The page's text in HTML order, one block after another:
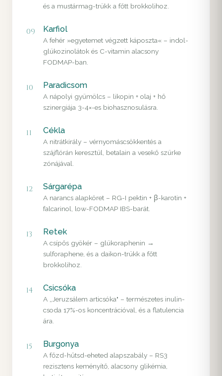
és a mustármag-trükk a főtt brokkolihoz.
09 Karfiol
A fehér »egyetemet végzett káposzta« – indol-
glükozinolátok és C-vitamin alacsony
FODMAP-ban.
10 Paradicsom
A nápolyi gyümölcs – likopin + olaj + hő
szinergiája 3-4×-es biohasznosulásra.
11 Cékla
A nitrátkirály – vérnyomáscsökkentés a
szájflórán keresztül, betalain a vesekő szürke
zónájával.
12 Sárgarépa
A narancs alapköret – RG-I pektin + β-karotin +
falcarinol, low-FODMAP IBS-barát.
13 Retek
A csípős gyökér – glükoraphenin →
sulforaphene, és a daikon-trükk a főtt
brokkolihoz.
14 Csicsóka
A „Jeruzsálem articsóka" – természetes inulin-
csoda 17%-os koncentrációval, és a flatulencia
ára.
15 Burgonya
A főzd-hűtsd-eheted alapszabály – RS3
rezisztens keményítő, alacsony glikémia,